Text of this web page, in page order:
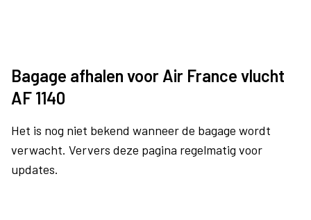
Bagage afhalen voor Air France vlucht
AF 1140
Het is nog niet bekend wanneer de bagage wordt
verwacht. Ververs deze pagina regelmatig voor
updates.